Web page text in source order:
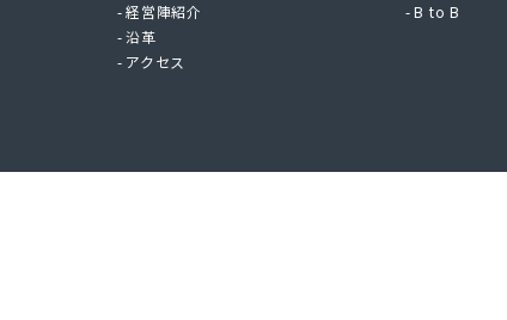
経営陣紹介
沿革
アクセス
B to B